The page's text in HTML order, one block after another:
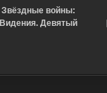
Звёздные войны:
Видения. Девятый